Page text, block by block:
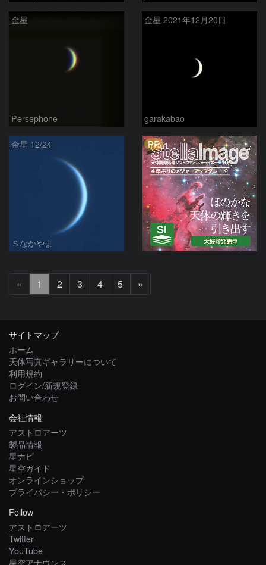
金星
Persephone
金星 2021年12月20日
garakabao
金星 12/24
Ｓなかやま
PR
« 1 2 3 4 5 »
へ
サイトマップ
ホーム
天体写真ギャラリーについて
利用規約
ログイン/新規登録
お問い合わせ
会社情報
アストロアーツ
製品情報
星ナビ
星空ガイド
オンラインショップ
プライバシー・ポリシー
Follow
アストロアーツ
Twitter
YouTube
星空アナウンス